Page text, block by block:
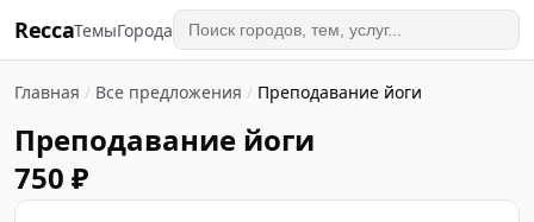
ReccaТемыГорода
Главная / Все предложения / Преподавание йоги
Преподавание йоги
750 ₽